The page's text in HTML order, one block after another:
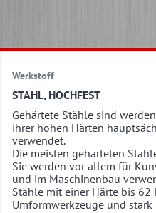
Werkstoff
STAHL, HOCHFEST
Gehärtete Stähle sind
ihrer hohen Härten
verwendet.
Die meisten gehärteten
Sie werden vor allem für
und im Maschinenbau
Stähle mit einer Härte bis
Umformwerkzeuge und